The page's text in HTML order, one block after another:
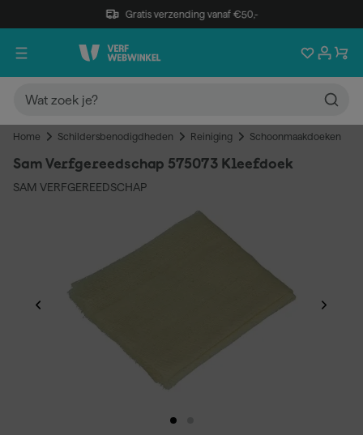
Gratis verzending vanaf €50,-
Home Schildersbenodigdheden Reiniging Schoonmaakdoeken
Sam Verfgereedschap 575073 Kleefdoek
SAM VERFGEREEDSCHAP